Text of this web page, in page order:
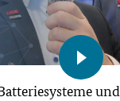
und